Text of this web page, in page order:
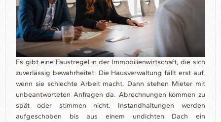
Es gibt eine Faustregel in der Immobilienwirtschaft, die sich
zuverlässig bewahrheitet: Die Hausverwaltung fällt erst auf,
wenn sie schlechte Arbeit macht. Dann stehen Mieter mit
unbeantworteten Anfragen da. Abrechnungen kommen zu
spät oder stimmen nicht. Instandhaltungen werden
aufgeschoben bis aus einem undichten Dach ein